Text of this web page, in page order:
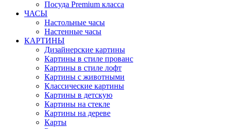
Посуда Premium класса
ЧАСЫ
Настольные часы
Настенные часы
КАРТИНЫ
Дизайнерские картины
Картины в стиле прованс
Картины в стиле лофт
Картины с животными
Классические картины
Картины в детскую
Картины на стекле
Картины на дереве
Карты